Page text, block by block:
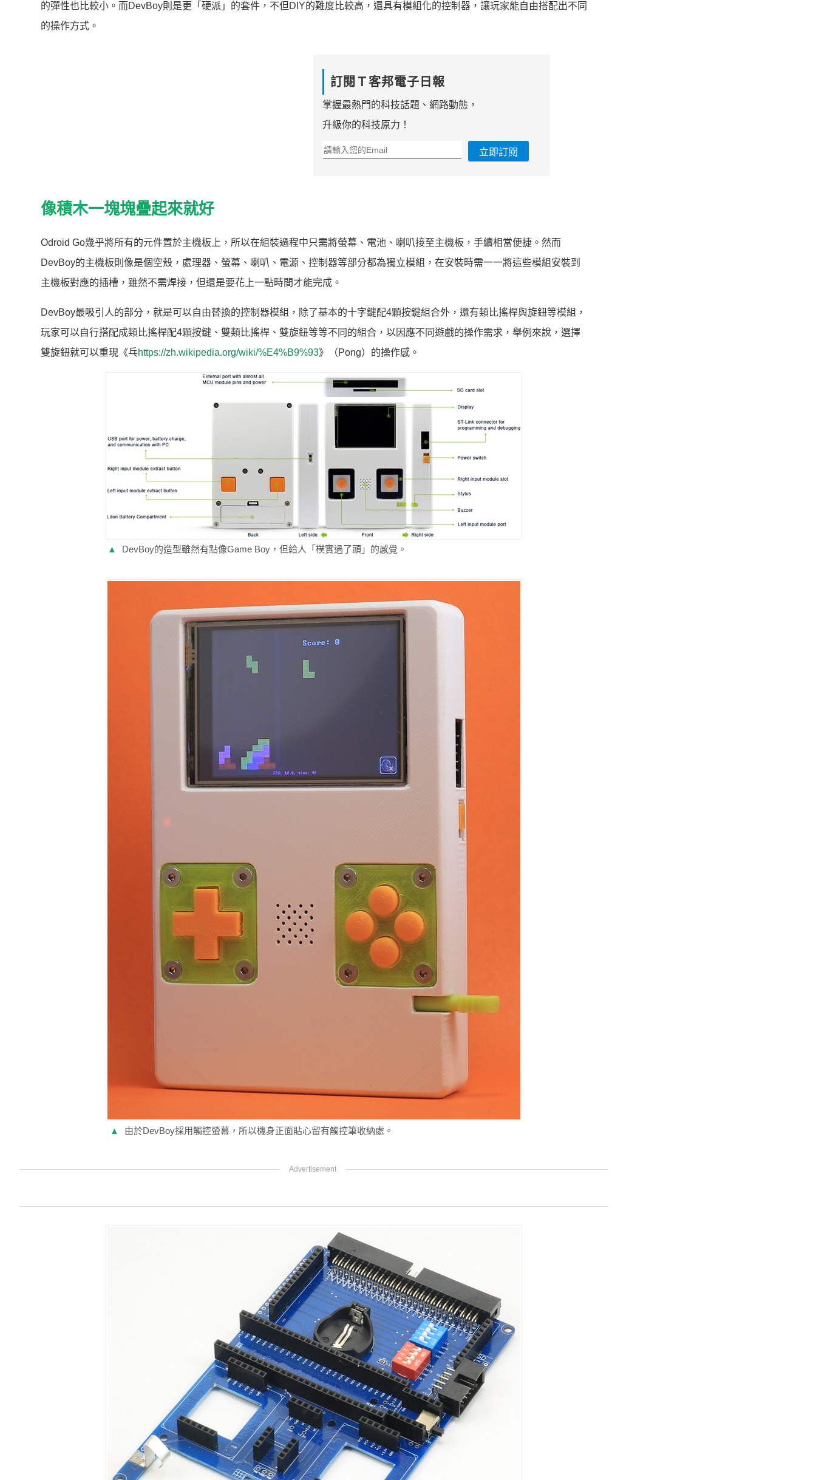
的彈性也比較小。而DevBoy則是更「硬派」的套件，不但DIY的難度比較高，還具有模組化的控制器，讓玩家能自由搭配出不同
的操作方式。
訂閱Ｔ客邦電子日報
掌握最熱門的科技話題、網路動態，
升級你的科技原力！
立即訂閱
像積木一塊塊疊起來就好
Odroid Go幾乎將所有的元件置於主機板上，所以在組裝過程中只需將螢幕、電池、喇叭接至主機板，手續相當便捷。然而
DevBoy的主機板則像是個空殼，處理器、螢幕、喇叭、電源、控制器等部分都為獨立模組，在安裝時需一一將這些模組安裝到
主機板對應的插槽，雖然不需焊接，但還是要花上一點時間才能完成。
DevBoy最吸引人的部分，就是可以自由替換的控制器模組，除了基本的十字鍵配4顆按鍵組合外，還有類比搖桿與旋鈕等模組，
玩家可以自行搭配成類比搖桿配4顆按鍵、雙類比搖桿、雙旋鈕等等不同的組合，以因應不同遊戲的操作需求，舉例來說，選擇
雙旋鈕就可以重現《乓https://zh.wikipedia.org/wiki/%E4%B9%93》（Pong）的操作感。
▲ DevBoy的造型雖然有點像Game Boy，但給人「樸實過了頭」的感覺。
▲ 由於DevBoy採用觸控螢幕，所以機身正面貼心留有觸控筆收納處。